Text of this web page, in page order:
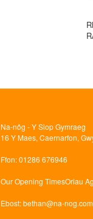
Na-nôg - Y Siop Gymraeg
16 Y Maes, Caernarfon,
Ffon: 01286 676946
Our Opening TimesOriau
Ebost:bethan@na-nog.com